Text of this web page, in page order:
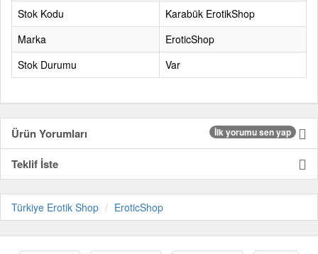
Stok Kodu
Karabük ErotikShop
Marka
EroticShop
Stok Durumu
Var
Ürün Yorumları İlk yorumu sen yap
Teklif İste
Türkiye Erotik Shop EroticShop